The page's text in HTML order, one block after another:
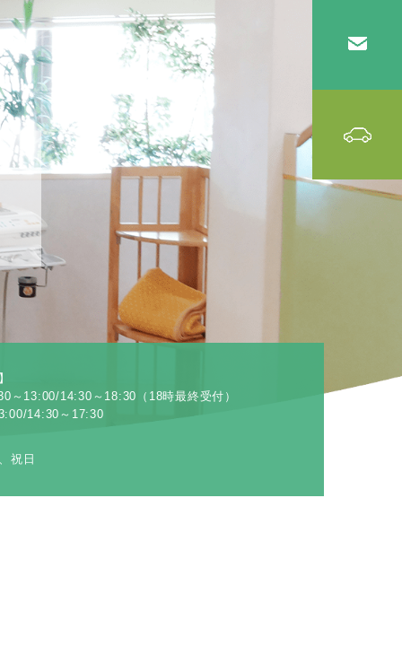
～13:00/14:30～18:30（18時最終受付）
14:30～17:30
祝日